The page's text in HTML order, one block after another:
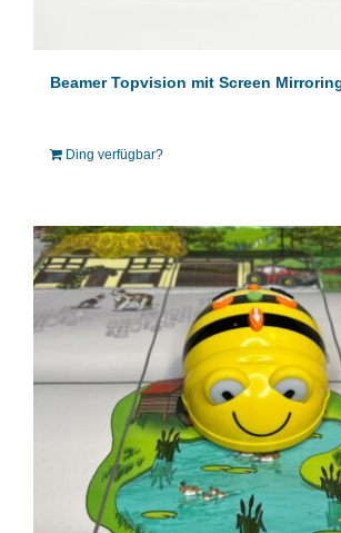
Beamer Topvision mit Screen
Ding verfügbar?